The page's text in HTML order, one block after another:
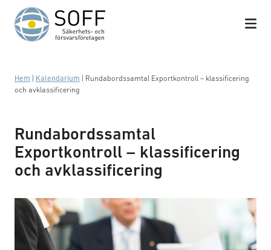
Hoppa till innehåll
Hem Kalendarium
Rundabordssamtal Exportkontroll – klassificering
och avklassificering
Rundabordssamtal
Exportkontroll – klassificering
och avklassificering
Business meeting with work on contract